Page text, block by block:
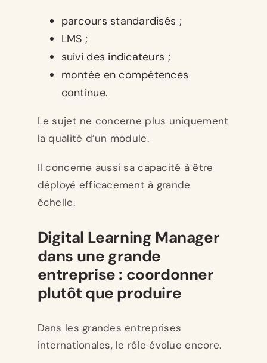
parcours standardisés ;
LMS ;
suivi des indicateurs ;
montée en compétences
continue.
Le sujet ne concerne plus uniquement
la qualité d’un module.
Il concerne aussi sa capacité à être
déployé efficacement à grande
échelle.
Digital Learning Manager
dans une grande
entreprise : coordonner
plutôt que produire
Dans les grandes entreprises
internationales, le rôle évolue encore.